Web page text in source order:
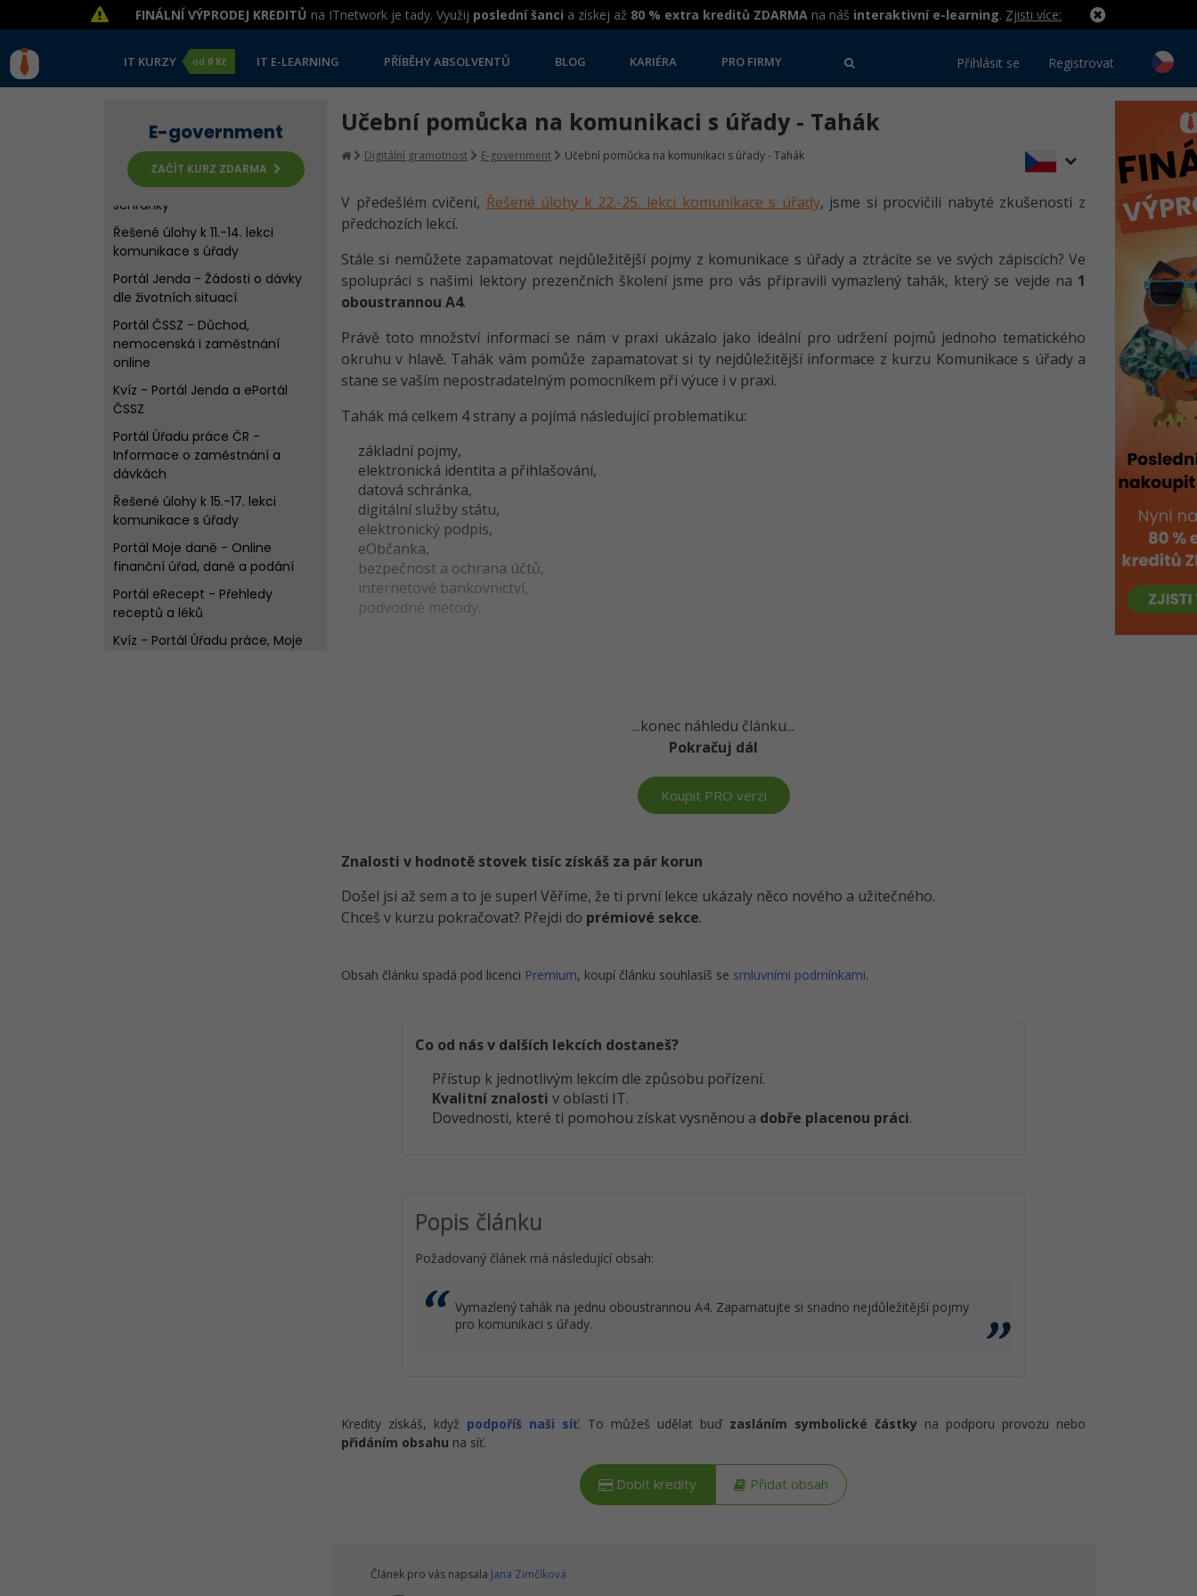
FINÁLNÍ VÝPRODEJ KREDITŮ na ITnetwork je tady. Využij poslední šanci a získej až 80 % extra kreditů ZDARMA na náš interaktivní e-learning. Zjisti více:
IT KURZY od 0 Kč IT E-LEARNING PŘÍBĚHY ABSOLVENTŮ BLOG KARIÉRA PRO FIRMY Přihlásit se Registrovat
E-government
ZAČÍT KURZ ZDARMA
komunikace s úřady
pojmy
Datová schránka v praxi
Portál občana - Služby portálu v
praxi
Kvíz - Portál občana a datové
schránky
Řešené úlohy k 11.-14. lekci
komunikace s úřady
Portál Jenda - Žádosti o dávky
dle životních situací
Portál ČSSZ - Důchod,
nemocenská i zaměstnání
online
Kvíz - Portál Jenda a ePortál
ČSSZ
Portál Úřadu práce ČR -
Informace o zaměstnání a
dávkách
Řešené úlohy k 15.-17. lekci
komunikace s úřady
Portál Moje daně - Online
finanční úřad, daně a podání
Portál eRecept - Přehledy
receptů a léků
Kvíz - Portál Úřadu práce, Moje
Učební pomůcka na komunikaci s úřady - Tahák
Digitální gramotnost E-government Učební pomůcka na komunikaci s úřady - Tahák
V předešlém cvičení, Řešené úlohy k 22.-25. lekci komunikace s úřady, jsme si procvičili nabyté zkušenosti z
předchozích lekcí.
Stále si nemůžete zapamatovat nejdůležitější pojmy z komunikace s úřady a ztrácíte se ve svých zápiscích? Ve
spolupráci s našimi lektory prezenčních školení jsme pro vás připravili vymazlený tahák, který se vejde na 1
oboustrannou A4.
Právě toto množství informací se nám v praxi ukázalo jako ideální pro udržení pojmů jednoho tematického
okruhu v hlavě. Tahák vám pomůže zapamatovat si ty nejdůležitější informace z kurzu Komunikace s úřady a
stane se vaším nepostradatelným pomocníkem při výuce i v praxi.
Tahák má celkem 4 strany a pojímá následující problematiku:
základní pojmy,
elektronická identita a přihlašování,
datová schránka,
digitální služby státu,
elektronický podpis,
eObčanka,
bezpečnost a ochrana účtů,
internetové bankovnictví,
podvodné metody.
...konec náhledu článku...
Pokračuj dál
Koupit PRO verzi
Znalosti v hodnotě stovek tisíc získáš za pár korun
Došel jsi až sem a to je super! Věříme, že ti první lekce ukázaly něco nového a užitečného.
Chceš v kurzu pokračovat? Přejdi do prémiové sekce.
Obsah článku spadá pod licenci Premium, koupí článku souhlasíš se smluvními podmínkami.
Co od nás v dalších lekcích dostaneš?
Přístup k jednotlivým lekcím dle způsobu pořízení.
Kvalitní znalosti v oblasti IT.
Dovednosti, které ti pomohou získat vysněnou a dobře placenou práci.
Popis článku
Požadovaný článek má následující obsah:
Vymazlený tahák na jednu oboustrannou A4. Zapamatujte si snadno nejdůležitější pojmy
pro komunikaci s úřady.
Kredity získáš, když podpoříš naši síť. To můžeš udělat buď zasláním symbolické částky na podporu provozu nebo
přidáním obsahu na síť.
Dobít kredity Přidat obsah
Článek pro vás napsala Jana Zimčíková